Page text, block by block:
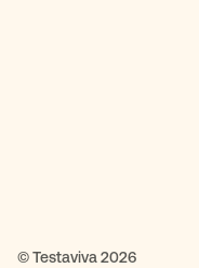
© Testaviva 2026